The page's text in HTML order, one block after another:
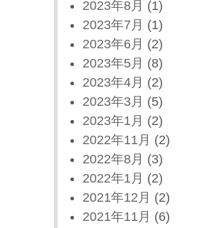
2023年8月 (1)
2023年7月 (1)
2023年6月 (2)
2023年5月 (8)
2023年4月 (2)
2023年3月 (5)
2023年1月 (2)
2022年11月 (2)
2022年8月 (3)
2022年1月 (2)
2021年12月 (2)
2021年11月 (6)